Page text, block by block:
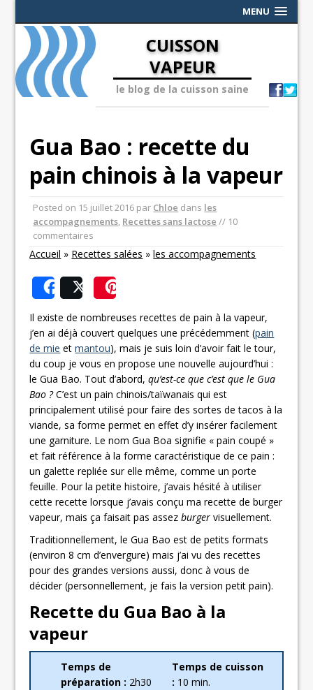
MENU
CUISSON
VAPEUR
le blog de la cuisson saine
Gua Bao : recette du
pain chinois à la vapeur
Posted on 15 juillet 2016 par Chloe dans les
accompagnements, Recettes sans lactose // 10
commentaires
Accueil » Recettes salées »les accompagnements
SharePost
Il existe de nombreuses recettes de pain à la vapeur,
j’en ai déjà couvert quelques une précédemment (pain
de mie etmantou), mais je suis loin d’avoir fait le tour,
du coup je vous en propose une nouvelle aujourd’hui :
le Gua Bao. Tout d’abord,qu’est-ce que c’est que le Gua
Bao ?C’est un pain chinois/taïwanais qui est
principalement utilisé pour faire des sortes de tacos à la
viande, sa forme permet en effet d’y insérer facilement
une garniture. Le nom Gua Boa signifie « pain coupé »
et fait référence à la forme caractéristique de ce pain :
un galette repliée sur elle même, comme un porte
feuille. Pour la petite histoire, j’avais hésité à utiliser
cette recette lorsque j’avais conçu ma recette de burger
vapeur, mais ça faisait pas assezburger visuellement.
Traditionnellement, le Gua Bao est de petits formats
(environ 8 cm d’envergure) mais j’ai vu des recettes
pour des grandes versions aussi, donc à vous de
décider (personnellement, je fais la version petit pain).
Recette du Gua Bao à la
vapeur
Temps de
préparation : 2h30
Temps de cuisson
: 10 min.